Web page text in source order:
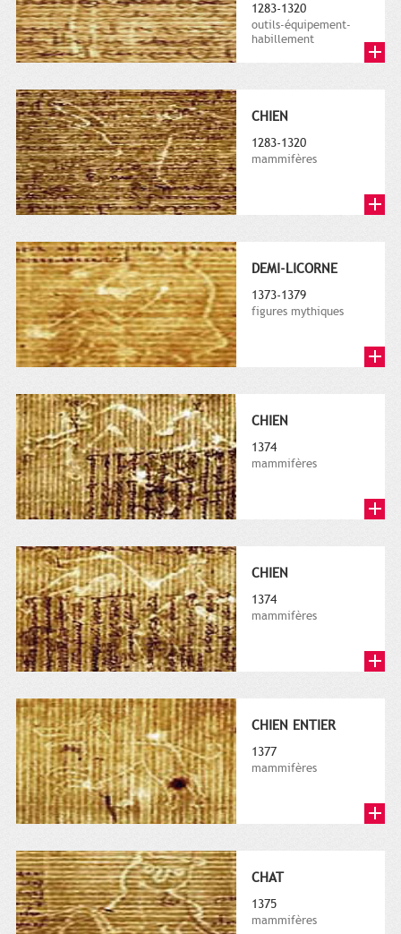
1283-1320
outils-équipement-
habillement
CHIEN
1283-1320
mammifères
DEMI-LICORNE
1373-1379
figures mythiques
CHIEN
1374
mammifères
CHIEN
1374
mammifères
CHIEN ENTIER
1377
mammifères
CHAT
1375
mammifères